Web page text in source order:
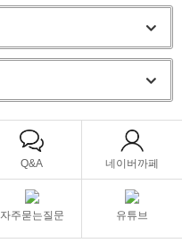
Q&A 네이버까페
자주묻는질문 유튜브